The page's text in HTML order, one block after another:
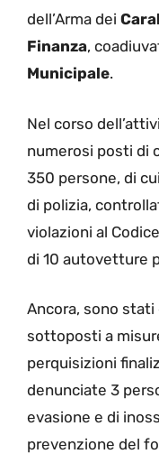
dell’Arma dei
Finanza,
Municipale.
Nel corso
numerosi posti di
350 persone, di
di polizia,
violazioni al
di 10 autovetture
Ancora, sono
sottoposti a
perquisizioni
denunciate 3
evasione e di
prevenzione del